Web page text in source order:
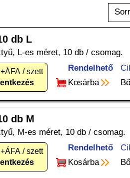
db L
L-es méret, 10 db / csomag.
+ÁFA / szett
Rendelhető
Kosárba
db M
M-es méret, 10 db / csomag.
+ÁFA / szett
Rendelhető
Kosárba